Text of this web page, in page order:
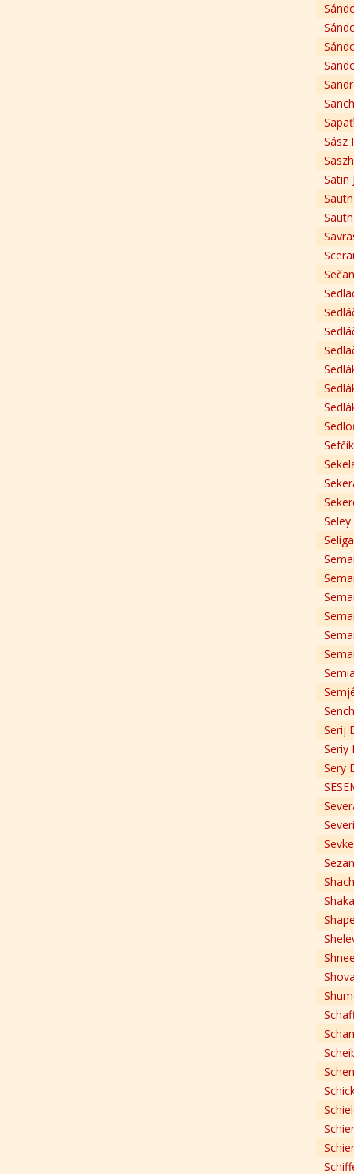
Sász
Satin
Serij
Seriy
Sery
Schier